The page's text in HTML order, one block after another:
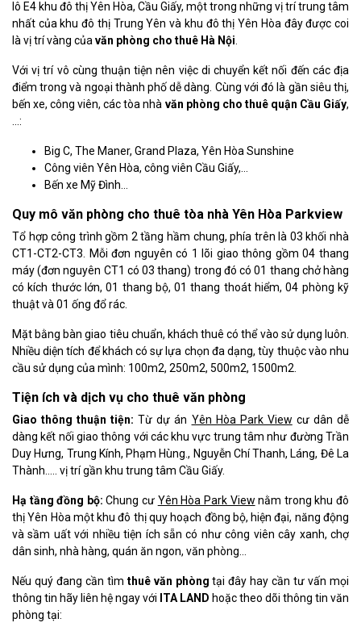
lô E4 khu đô thị Yên Hòa, Cầu Giấy, một trong những vị trí trung tâm
nhất của khu đô thị Trung Yên và khu đô thị Yên Hòa đây được coi
là vị trí vàng của văn phòng cho thuê Hà Nội
Với vị trí vô cùng thuận tiện nên việc di chuyển kết nối đến các địa
điểm trong và ngoại thành phố dễ dàng. Cùng với đó là gần siêu thị,
bến xe, công viên, các tòa nhà văn phòng cho thuê quận Cầu Giấy,
…:
Big C, The Maner, Grand Plaza, Yên Hòa Sunshine
Công viên Yên Hòa, công viên Cầu Giấy,…
Bến xe Mỹ Đình…
Quy mô văn phòng cho thuê tòa nhà Yên Hòa Parkview
Tổ hợp công trình gồm 2 tầng hầm chung, phía trên là 03 khối nhà
CT1-CT2-CT3. Mỗi đơn nguyên có 1 lõi giao thông gồm 04 thang
máy (đơn nguyên CT1 có 03 thang) trong đó có 01 thang chở hàng
có kích thước lớn, 01 thang bộ, 01 thang thoát hiểm, 04 phòng kỹ
thuật và 01 ống đổ rác.
Mặt bằng bàn giao tiêu chuẩn, khách thuê có thể vào sử dụng luôn.
Nhiều diện tích để khách có sự lựa chọn đa dạng, tùy thuộc vào nhu
cầu sử dụng của mình: 100m2, 250m2, 500m2, 1500m2.
Tiện ích và dịch vụ cho thuê văn phòng
Giao thông thuận tiện: Từ dự án Yên Hòa Park View cư dân dễ
dàng kết nối giao thông với các khu vực trung tâm như đường Trần
Duy Hưng, Trung Kính, Phạm Hùng., Nguyễn Chí Thanh, Láng, Đê La
Thành….. vị trí gần khu trung tâm Cầu Giấy.
Hạ tầng đồng bộ: Chung cư Yên Hòa Park View nằm trong khu đô
thị Yên Hòa một khu đô thị quy hoạch đồng bộ, hiện đại, năng động
và sầm uất với nhiều tiện ích sẵn có như công viên cây xanh, chợ
dân sinh, nhà hàng, quán ăn ngon, văn phòng…
Nếu quý đang cần tìm thuê văn phòng tại đây hay cần tư vấn mọi
thông tin hãy liên hệ ngay với ITA LAND hoặc theo dõi thông tin văn
phòng tại: